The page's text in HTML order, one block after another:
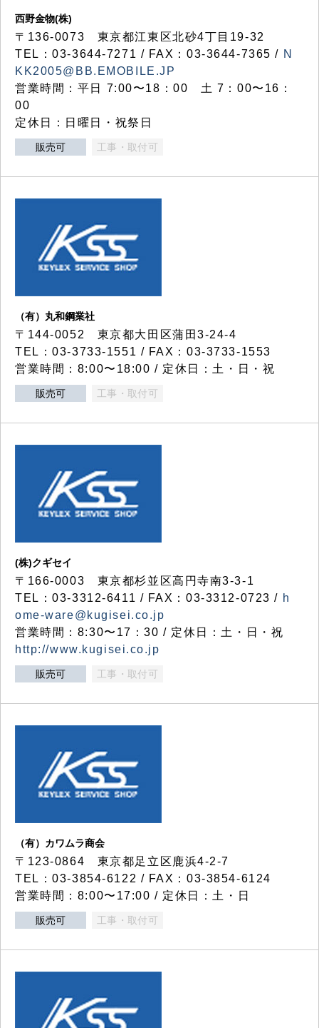
西野金物(株)
〒136-0073 東京都江東区北砂4丁目19-32
TEL：03‐3644‐7271 / FAX：03-3644-7365 / N
KK2005@BB.EMOBILE.JP
営業時間：平日 7:00〜18：00 土 7：00〜16：
00
定休日：日曜日・祝祭日
販売可 工事・取付可
（有）丸和鋼業社
〒144-0052 東京都大田区蒲田3-24-4
TEL：03-3733-1551 / FAX：03-3733-1553
営業時間：8:00〜18:00 / 定休日：土・日・祝
販売可 工事・取付可
(株)クギセイ
〒166-0003 東京都杉並区高円寺南3-3-1
TEL：03-3312-6411 / FAX：03-3312-0723 / h
ome-ware@kugisei.co.jp
営業時間：8:30〜17：30 / 定休日：土・日・祝
http://www.kugisei.co.jp
販売可 工事・取付可
（有）カワムラ商会
〒123-0864 東京都足立区鹿浜4-2-7
TEL：03-3854-6122 / FAX：03-3854-6124
営業時間：8:00〜17:00 / 定休日：土・日
販売可 工事・取付可